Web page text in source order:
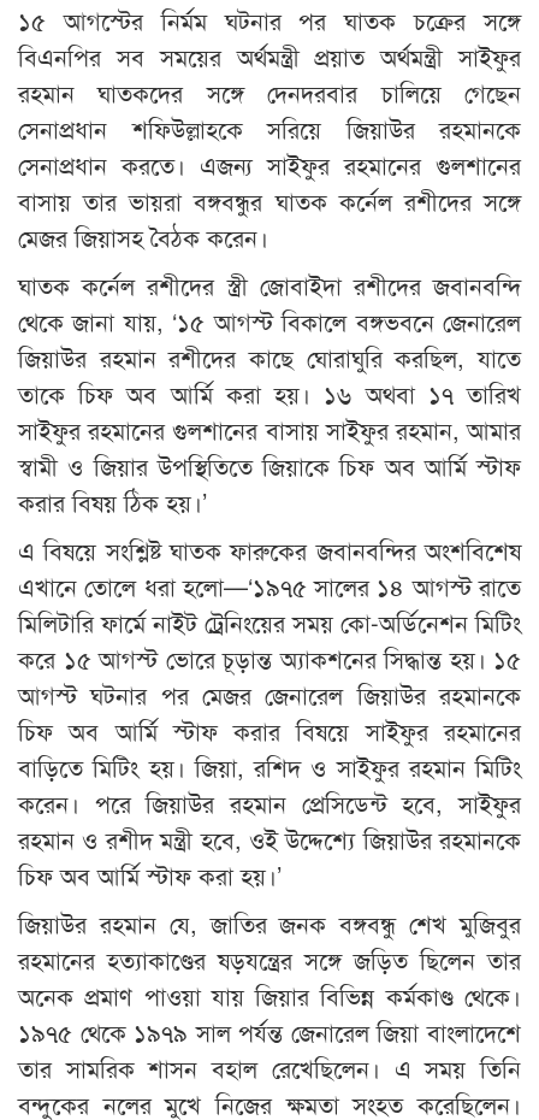
১৫ আগস্টের নির্মম ঘটনার পর ঘাতক চক্রের সঙ্গে
বিএনপির সব সময়ের অর্থমন্ত্রী প্রয়াত অর্থমন্ত্রী সাইফুর
রহমান ঘাতকদের সঙ্গে দেনদরবার চালিয়ে গেছেন
সেনাপ্রধান শফিউল্লাহকে সরিয়ে জিয়াউর রহমানকে
সেনাপ্রধান করতে। এজন্য সাইফুর রহমানের গুলশানের
বাসায় তার ভায়রা বঙ্গবন্ধুর ঘাতক কর্নেল রশীদের সঙ্গে
মেজর জিয়াসহ বৈঠক করেন।
ঘাতক কর্নেল রশীদের স্ত্রী জোবাইদা রশীদের জবানবন্দি
থেকে জানা যায়, ‘১৫ আগস্ট বিকালে বঙ্গভবনে জেনারেল
জিয়াউর রহমান রশীদের কাছে ঘোরাঘুরি করছিল, যাতে
তাকে চিফ অব আর্মি করা হয়। ১৬ অথবা ১৭ তারিখ
সাইফুর রহমানের গুলশানের বাসায় সাইফুর রহমান, আমার
স্বামী ও জিয়ার উপস্থিতিতে জিয়াকে চিফ অব আর্মি স্টাফ
করার বিষয় ঠিক হয়।’
এ বিষয়ে সংশ্লিষ্ট ঘাতক ফারুকের জবানবন্দির অংশবিশেষ
এখানে তোলে ধরা হলো—‘১৯৭৫ সালের ১৪ আগস্ট রাতে
মিলিটারি ফার্মে নাইট ট্রেনিংয়ের সময় কো-অর্ডিনেশন মিটিং
করে ১৫ আগস্ট ভোরে চূড়ান্ত অ্যাকশনের সিদ্ধান্ত হয়। ১৫
আগস্ট ঘটনার পর মেজর জেনারেল জিয়াউর রহমানকে
চিফ অব আর্মি স্টাফ করার বিষয়ে সাইফুর রহমানের
বাড়িতে মিটিং হয়। জিয়া, রশিদ ও সাইফুর রহমান মিটিং
করেন। পরে জিয়াউর রহমান প্রেসিডেন্ট হবে, সাইফুর
রহমান ও রশীদ মন্ত্রী হবে, ওই উদ্দেশ্যে জিয়াউর রহমানকে
চিফ অব আর্মি স্টাফ করা হয়।’
জিয়াউর রহমান যে, জাতির জনক বঙ্গবন্ধু শেখ মুজিবুর
রহমানের হত্যাকাণ্ডের ষড়যন্ত্রের সঙ্গে জড়িত ছিলেন তার
অনেক প্রমাণ পাওয়া যায় জিয়ার বিভিন্ন কর্মকাণ্ড থেকে।
১৯৭৫ থেকে ১৯৭৯ সাল পর্যন্ত জেনারেল জিয়া বাংলাদেশে
তার সামরিক শাসন বহাল রেখেছিলেন। এ সময় তিনি
বন্দুকের নলের মুখে নিজের ক্ষমতা সংহত করেছিলেন।